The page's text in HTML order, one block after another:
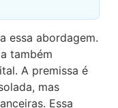
essa abordagem.
também
A premissa é
mas
Essa